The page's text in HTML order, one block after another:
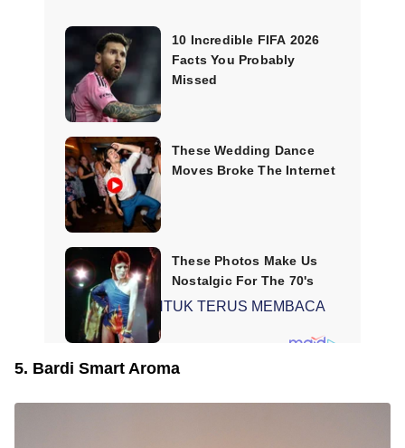
SCROLL UNTUK TERUS MEMBACA
5. Bardi Smart Aroma